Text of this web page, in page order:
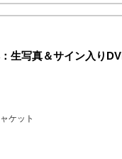
生写真＆サイン入り
ケット